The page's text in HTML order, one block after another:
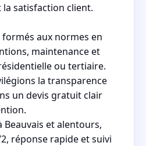
satisfaction client.
aux normes en
maintenance et
ou tertiaire.
la transparence
un devis gratuit clair
et alentours,
réponse rapide et suivi